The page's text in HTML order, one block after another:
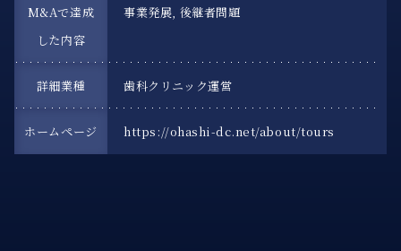
M&Aで達成
した内容
事業発展, 後継者問題
詳細業種 歯科クリニック運営
ホームページ https://ohashi-dc.net/about/tours